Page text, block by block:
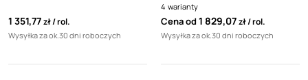
1 351,77zł rol.
Wysyłka za ok.30 dni roboczych
4 warianty
Cena od1 829,07zł rol.
Wysyłka za ok.30 dni roboczych